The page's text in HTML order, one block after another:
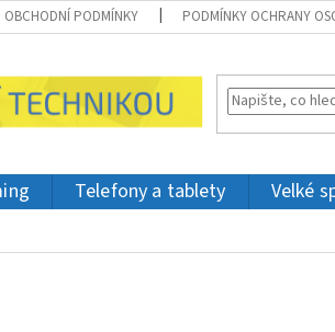
OBCHODNÍ PODMÍNKY PODMÍNKY OCHRANY
Telefony a tablety Velké